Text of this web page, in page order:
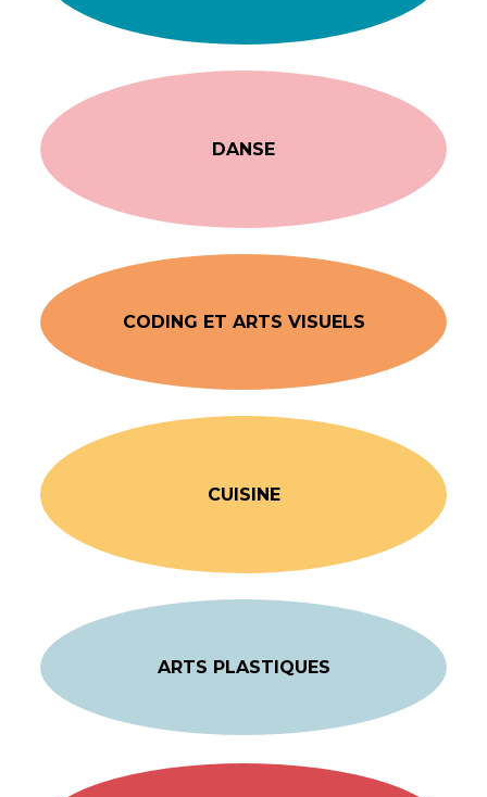
DANSE
CODING ET ARTS VISUELS
CUISINE
ARTS PLASTIQUES